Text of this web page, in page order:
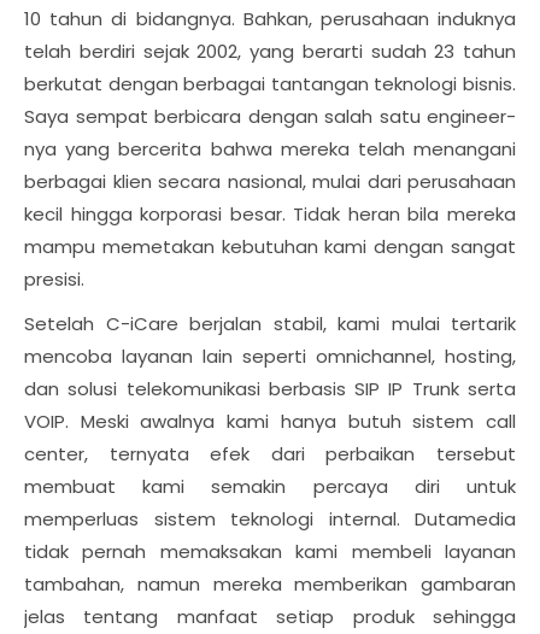
10 tahun di bidangnya. Bahkan, perusahaan induknya
telah berdiri sejak 2002, yang berarti sudah 23 tahun
berkutat dengan berbagai tantangan teknologi bisnis.
Saya sempat berbicara dengan salah satu engineer-
nya yang bercerita bahwa mereka telah menangani
berbagai klien secara nasional, mulai dari perusahaan
kecil hingga korporasi besar. Tidak heran bila mereka
mampu memetakan kebutuhan kami dengan sangat
presisi.
Setelah C-iCare berjalan stabil, kami mulai tertarik
mencoba layanan lain seperti omnichannel, hosting,
dan solusi telekomunikasi berbasis SIP IP Trunk serta
VOIP. Meski awalnya kami hanya butuh sistem call
center, ternyata efek dari perbaikan tersebut
membuat kami semakin percaya diri untuk
memperluas sistem teknologi internal. Dutamedia
tidak pernah memaksakan kami membeli layanan
tambahan, namun mereka memberikan gambaran
jelas tentang manfaat setiap produk sehingga